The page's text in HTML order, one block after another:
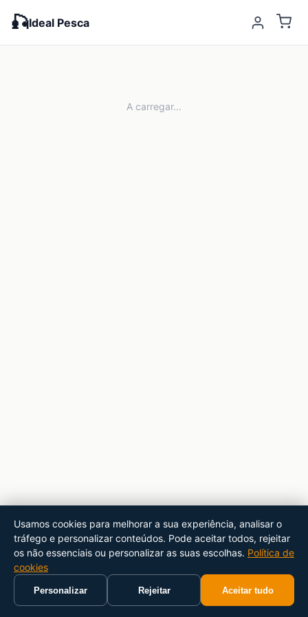
🎣Ideal Pesca
A carregar...
Usamos cookies para melhorar a sua experiência, analisar o
tráfego e personalizar conteúdos. Pode aceitar todos, rejeitar
os não essenciais ou personalizar as suas escolhas. Política de
cookies
Personalizar Rejeitar Aceitar tudo